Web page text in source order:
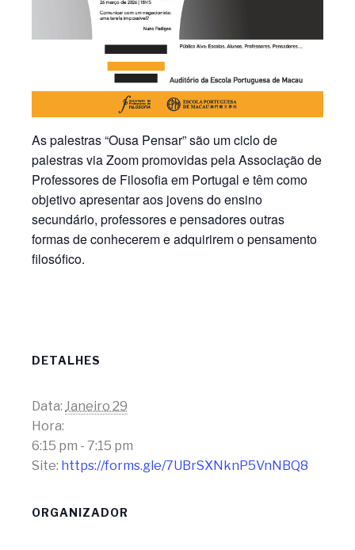
As palestras “Ousa Pensar” são um ciclo de
palestras via Zoom promovidas pela Associação de
Professores de Filosofia em Portugal e têm como
objetivo apresentar aos jovens do ensino
secundário, professores e pensadores outras
formas de conhecerem e adquirirem o pensamento
filosófico.
DETALHES
Data: Janeiro 29
Hora:
6:15 pm - 7:15 pm
Site: https://forms.gle/7UBrSXNknP5VnNBQ8
ORGANIZADOR